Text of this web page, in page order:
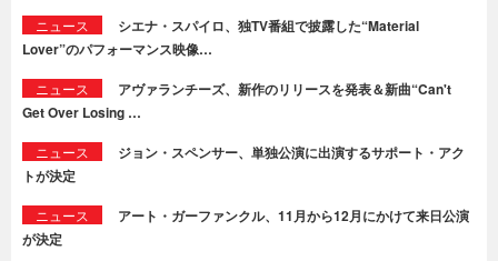
ニュース
シエナ・スパイロ、独TV番組で披露した“Material
Lover”のパフォーマンス映像…
ニュース
アヴァランチーズ、新作のリリースを発表＆新曲“Can't
Get Over Losing …
ニュース
ジョン・スペンサー、単独公演に出演するサポート・アク
トが決定
ニュース
アート・ガーファンクル、11月から12月にかけて来日公演
が決定